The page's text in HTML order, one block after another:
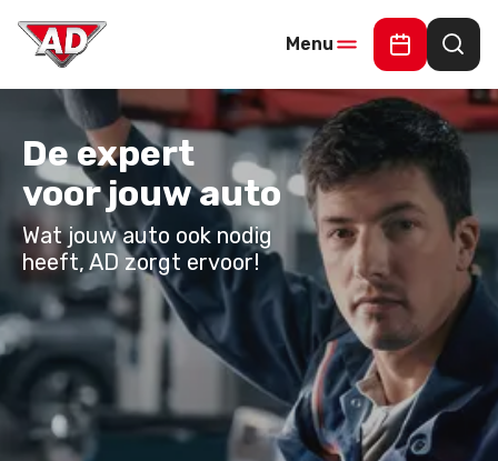
Menu
Online
De expert
voor jouw auto
Wat jouw auto ook nodig
heeft, AD zorgt ervoor!